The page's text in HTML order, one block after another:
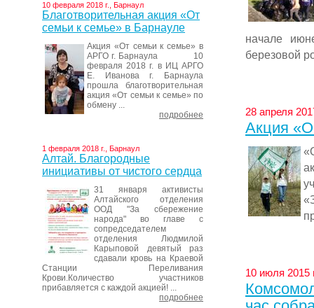
10 февраля 2018 г., Барнаул
Благотворительная акция «От
семьи к семье» в Барнауле
Акция «От семьи к семье» в
АРГО г. Барнаула 10
февраля 2018 г. в ИЦ АРГО
Е. Иванова г. Барнаула
прошла благотворительная
акция «От семьи к семье» по
обмену ...
подробнее
1 февраля 2018 г., Барнаул
Алтай. Благородные
инициативы от чистого сердца
31 января активисты
Алтайского отделения
ООД "За сбережение
народа" во главе с
сопредседателем
отделения Людмилой
Карыповой девятый раз
сдавали кровь на Краевой
Станции Переливания
Крови.Количество участников
прибавляется с каждой акцией! ...
подробнее
начале
березовой
28 апреля
Акция
10 июля 2015